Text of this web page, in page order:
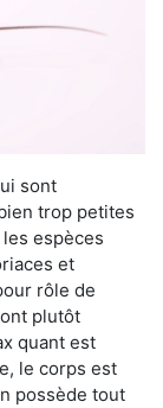
sont
trop petites
les espèces
et
rôle de
plutôt
quant est
le corps est
possède tout